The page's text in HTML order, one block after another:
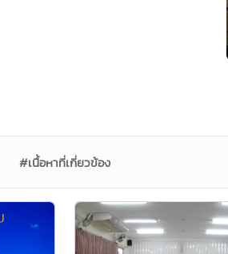
#เนื้อหาที่เกี่ยวข้อง